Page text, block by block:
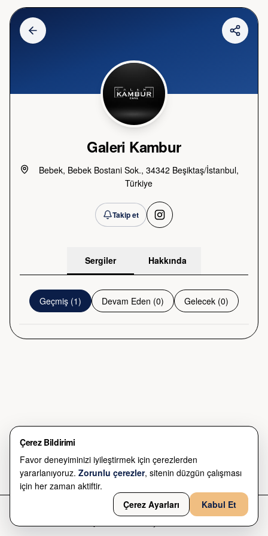
Galeri Kambur
Bebek, Bebek Bostani Sok., 34342 Beşiktaş/İstanbul,
Türkiye
Takip et
Sergiler Hakkında
Geçmiş (1) Devam Eden (0) Gelecek (0)
10 Şub 2025 - 23 Şub 2025
Galeri Kambur
Ücret bilgisi yok
Çerez Bildirimi
Favor deneyiminizi iyileştirmek için çerezlerden
yararlanıyoruz. Zorunlu çerezler, sitenin düzgün çalışması
için her zaman aktiftir.
Çerez Ayarları
Kabul Et